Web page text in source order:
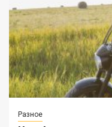
Разное